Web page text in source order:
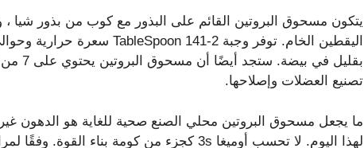
يتكون مسحوق البروتين القائم على البذور مع كوب من بذور
تصنيع العضلات وإصلاحها.